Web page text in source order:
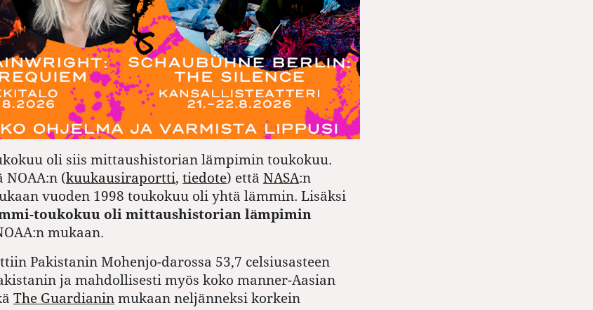
oli siis mittaushistorian lämpimin toukokuu.
NOAA:n (kuukausiraportti, tiedote) että NASA:n
vuoden 1998 toukokuu oli yhtä lämmin. Lisäksi
toukokuu oli mittaushistorian lämpimin
mukaan.
Pakistanin Mohenjo-darossa 53,7 celsiusasteen
ja mahdollisesti myös koko manner-Aasian
The Guardianin mukaan neljänneksi korkein